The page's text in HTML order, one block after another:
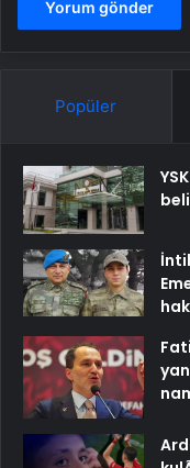
Popüler